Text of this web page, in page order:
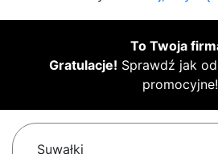
To Twoja
Gratulacje! Sprawdź jak
promocyjne!
Suwałki